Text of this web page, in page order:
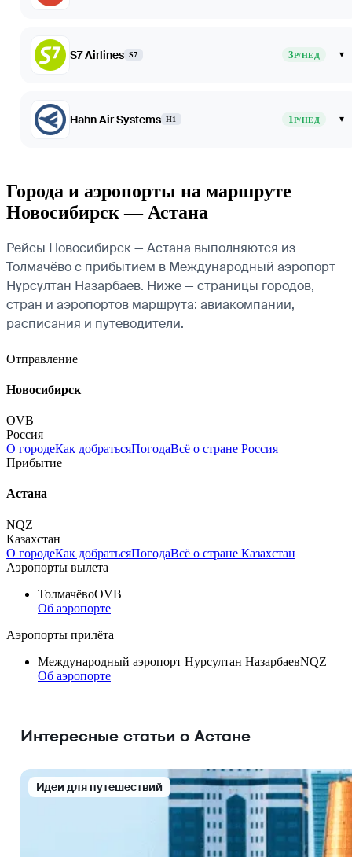
S7 Airlines S7 3Р/НЕД ▾
Hahn Air Systems H1 1Р/НЕД ▾
Города и аэропорты на маршруте
Новосибирск — Астана
Рейсы Новосибирск — Астана выполняются из
Толмачёво с прибытием в Международный аэропорт
Нурсултан Назарбаев. Ниже — страницы городов,
стран и аэропортов маршрута: авиакомпании,
расписания и путеводители.
Отправление
Новосибирск
OVB
Россия
О городеКак добратьсяПогодаВсё о стране Россия
Прибытие
Астана
NQZ
Казахстан
О городеКак добратьсяПогодаВсё о стране Казахстан
Аэропорты вылета
ТолмачёвоOVB
Об аэропорте
Аэропорты прилёта
Международный аэропорт Нурсултан НазарбаевNQZ
Об аэропорте
Интересные статьи о Астане
Идеи для путешествий